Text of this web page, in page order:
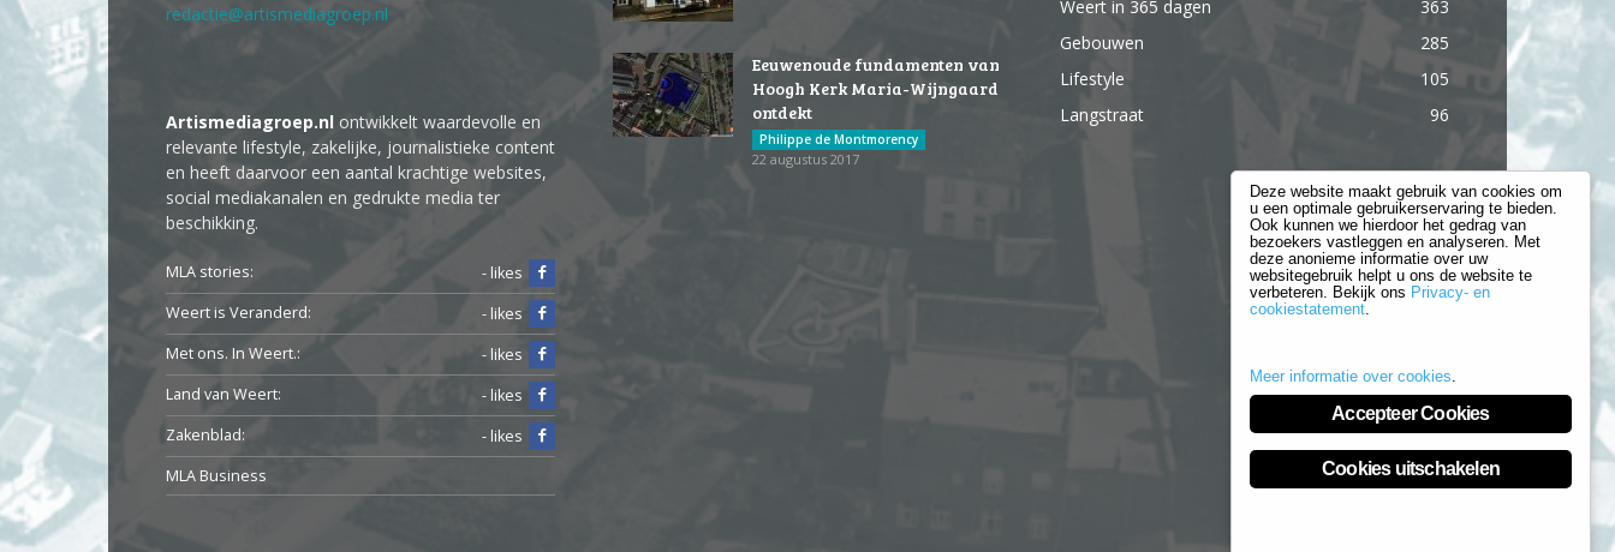
redactie@artismediagroep.nl
Artismediagroep.nl ontwikkelt waardevolle en
relevante lifestyle, zakelijke, journalistieke content
en heeft daarvoor een aantal krachtige websites,
social mediakanalen en gedrukte media ter
beschikking.
MLA stories:
- likes
Weert is Veranderd:
- likes
Met ons. In Weert.:
- likes
Land van Weert:
- likes
Zakenblad:
- likes
MLA Business
Eeuwenoude fundamenten van
Hoogh Kerk Maria-Wijngaard
ontdekt
Philippe de Montmorency
22 augustus 2017
Weert in 365 dagen
363
Gebouwen
285
Lifestyle
105
Langstraat
96
Deze website maakt gebruik van cookies om
u een optimale gebruikerservaring te bieden.
Ook kunnen we hierdoor het gedrag van
bezoekers vastleggen en analyseren. Met
deze anonieme informatie over uw
websitegebruik helpt u ons de website te
verbeteren. Bekijk ons Privacy- en
cookiestatement.
Meer informatie over cookies.
Accepteer Cookies
Cookies uitschakelen